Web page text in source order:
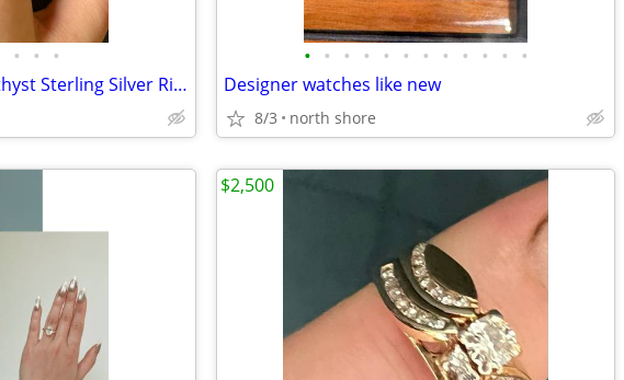
• • •
Authentic Banded Amethyst Sterling Silver Ring
• • • • • • • • • • • •
Designer watches like new
8/3 north shore
$2,500